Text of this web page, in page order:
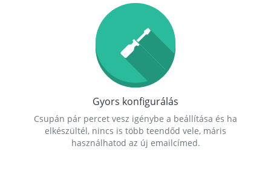
Gyors konfigurálás
Csupán pár percet vesz igénybe a beállítása és ha
elkészültél, nincs is több teendőd vele, máris
használhatod az új emailcímed.